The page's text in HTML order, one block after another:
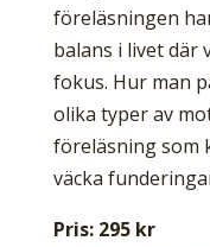
föreläsningen
balans i livet där
fokus. Hur man
olika typer av
föreläsning som
väcka
Pris: 295 kr